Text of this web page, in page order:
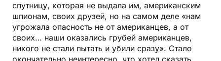
спутницу, которая не выдала им, американским
шпионам, своих друзей, но на самом деле «нам
угрожала опасность не от американцев, а от
своих… наши оказались грубей американцев,
никого не стали пытать и убили сразу». Стало
окончательно неинтересно, что хотел сказать